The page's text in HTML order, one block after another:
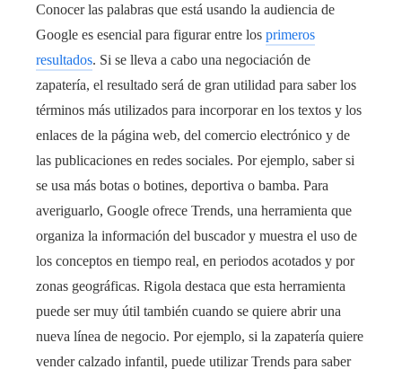
Conocer las palabras que está usando la audiencia de
Google es esencial para figurar entre los primeros
resultados. Si se lleva a cabo una negociación de
zapatería, el resultado será de gran utilidad para saber los
términos más utilizados para incorporar en los textos y los
enlaces de la página web, del comercio electrónico y de
las publicaciones en redes sociales. Por ejemplo, saber si
se usa más botas o botines, deportiva o bamba. Para
averiguarlo, Google ofrece Trends, una herramienta que
organiza la información del buscador y muestra el uso de
los conceptos en tiempo real, en periodos acotados y por
zonas geográficas. Rigola destaca que esta herramienta
puede ser muy útil también cuando se quiere abrir una
nueva línea de negocio. Por ejemplo, si la zapatería quiere
vender calzado infantil, puede utilizar Trends para saber